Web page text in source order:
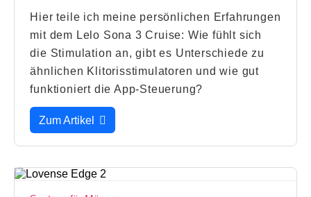
Hier teile ich meine persönlichen Erfahrungen
mit dem Lelo Sona 3 Cruise: Wie fühlt sich
die Stimulation an, gibt es Unterschiede zu
ähnlichen Klitorisstimulatoren und wie gut
funktioniert die App-Steuerung?
Zum Artikel